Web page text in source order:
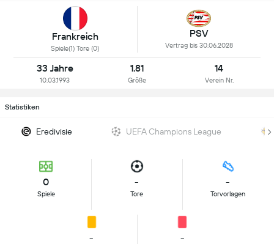
Frankreich
Spiele(1) Tore (0)
PSV
Vertrag bis 30.06.2028
33 Jahre
10.03.1993
1.81
Größe
14
Verein Nr.
Statistiken
Eredivisie UEFA Champions League
0
Spiele
-
Tore
-
Torvorlagen
- -